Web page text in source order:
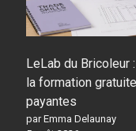
LeLab du Bricoleur
la formation
payantes
par Emma Delaunay